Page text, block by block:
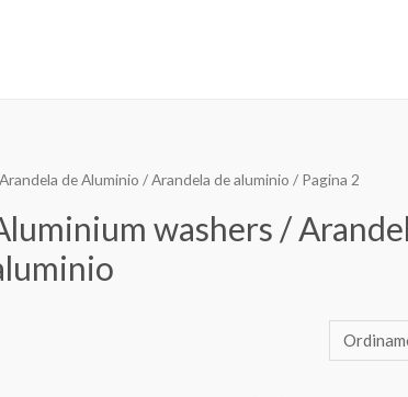
de Aluminio / Arandela de aluminio / Pagina 2
washers /